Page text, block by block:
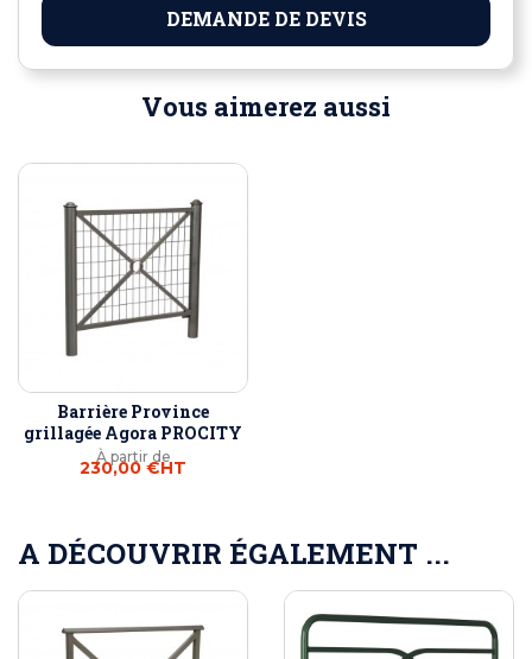
DEMANDE DE DEVIS
Vous aimerez aussi
Barrière Province
grillagée Agora PROCITY
À partir de
230,00 €HT
A DÉCOUVRIR ÉGALEMENT ...